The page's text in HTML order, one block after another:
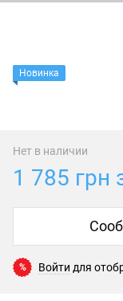
Новинка
Нет в наличии
1 785 грн
% Войти для